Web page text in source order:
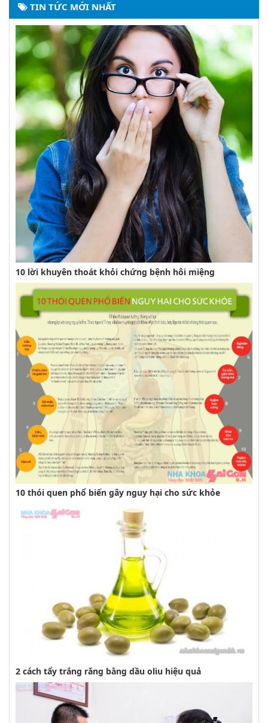
TIN TỨC MỚI NHẤT
10 lời khuyên thoát khỏi chứng bệnh hôi miệng
10 thói quen phổ biến gây nguy hại cho sức khỏe
2 cách tẩy trắng răng bằng dầu oliu hiệu quả